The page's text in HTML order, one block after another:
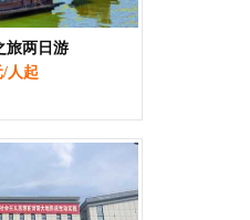
旅两日游
/人起